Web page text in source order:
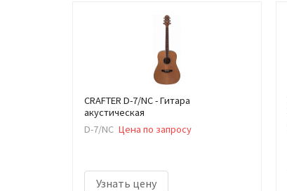
CRAFTER D-7/NC - Гитара
акустическая
D-7/NC Цена по запросу
Узнать цену